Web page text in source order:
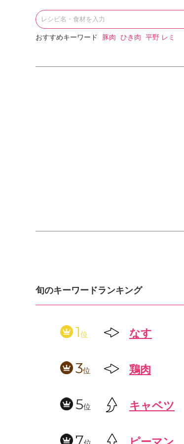
おすすめキーワード 豚肉 ひき肉 平野 レミ
旬のキーワードランキング
1位 なす
3位 鶏肉
5位 キャベツ
7